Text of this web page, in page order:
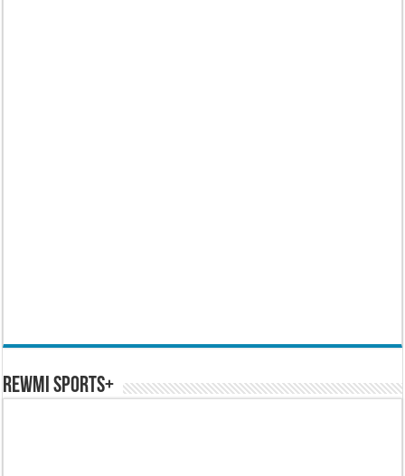
REWMI SPORTS+